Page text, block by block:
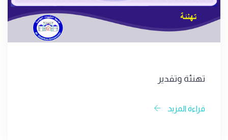
تهنئة وتقدير
قراءة المزيد